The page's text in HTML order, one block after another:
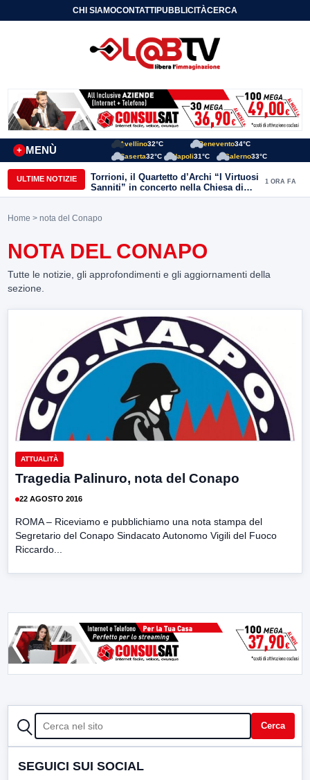
CHI SIAMOCONTATTIPUBBLICITÀCERCA
MENÙ
+
Avellino32°C Benevento34°C
Caserta32°C Napoli31°C Salerno33°C
ULTIME NOTIZIE
Torrioni, il Quartetto d’Archi “I Virtuosi
Sanniti” in concerto nella Chiesa di
San Michele Arcangelo
1 ORA FA
Home > nota del Conapo
NOTA DEL CONAPO
Tutte le notizie, gli approfondimenti e gli aggiornamenti della
sezione.
ATTUALITÀ
Tragedia Palinuro, nota del Conapo
22 AGOSTO 2016
ROMA – Riceviamo e pubblichiamo una nota stampa del
Segretario del Conapo Sindacato Autonomo Vigili del Fuoco
Riccardo...
CERCA Cerca
SEGUICI SUI SOCIAL